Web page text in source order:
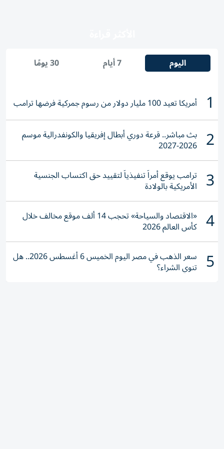
اليوم 7 أيام 30 يومًا
1 أمريكا تعيد 100 مليار دولار من رسوم جمركية فرضها ترامب
2 بث مباشر.. قرعة دوري أبطال إفريقيا والكونفدرالية موسم
2026-2027
3 ترامب يوقع أمراً تنفيذياً لتقييد حق اكتساب الجنسية
الأمريكية بالولادة
4 «الاقتصاد والسياحة» تحجب 14 ألف موقع مخالف خلال
كأس العالم 2026
5 سعر الذهب في مصر اليوم الخميس 6 أغسطس 2026.. هل
تنوي الشراء؟